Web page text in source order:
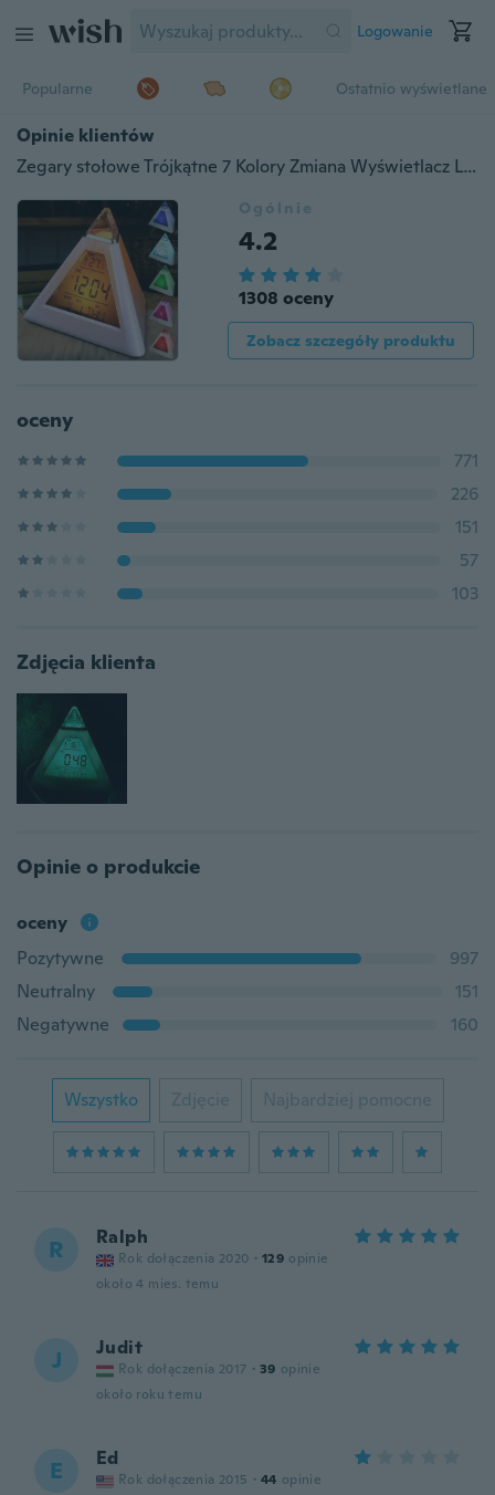
Logowanie
Popularne Ostatnio wyświetlane
Opinie klientów
Zegary stołowe Trójkątne 7 Kolory Zmiana Wyświetlacz LED Temperatury Tydzień Cyfrowy Budzik Zegary Dekoracji Stołu Pokój Nocny Zegar
Ogólnie
4.2
1308 oceny
Zobacz szczegóły produktu
oceny
771
226
151
57
103
Zdjęcia klienta
Opinie o produkcie
oceny
Pozytywne
997
Neutralny
151
Negatywne
160
Wszystko Zdjęcie Najbardziej pomocne
R Ralph
Rok dołączenia 2020 · 129 opinie
około 4 mies. temu
J Judit
Rok dołączenia 2017 · 39 opinie
około roku temu
E Ed
Rok dołączenia 2015 · 44 opinie